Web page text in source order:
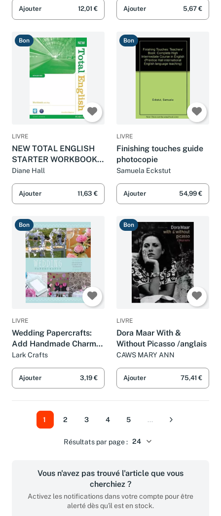
Zemach
Ajouter 12,01 € Ajouter 5,67 €
Bon
LIVRE
NEW TOTAL ENGLISH
STARTER WORKBOOK
WITH KEY AND AUDIO
Diane Hall
Ajouter 11,63 €
Bon
LIVRE
Finishing touches guide
photocopie
Samuela Eckstut
Ajouter 54,99 €
Bon
LIVRE
Wedding Papercrafts:
Add Handmade Charm
to Your Celebration
Lark Crafts
Ajouter 3,19 €
Bon
LIVRE
Dora Maar With &
Without Picasso /anglais
CAWS MARY ANN
Ajouter 75,41 €
Résultats par page :
1 2 3 4 5 ... Suivant
Vous n'avez pas trouvé l'article que vous
cherchiez ?
Activez les notifications dans votre compte pour être
alerté dès qu'il est en stock.